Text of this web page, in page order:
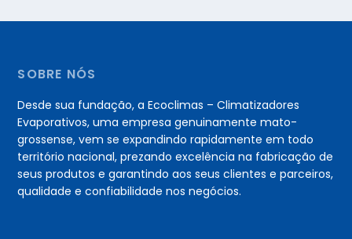
SOBRE NÓS
Desde sua fundação, a Ecoclimas – Climatizadores
Evaporativos, uma empresa genuinamente mato-
grossense, vem se expandindo rapidamente em todo
território nacional, prezando excelência na fabricação de
seus produtos e garantindo aos seus clientes e parceiros,
qualidade e confiabilidade nos negócios.